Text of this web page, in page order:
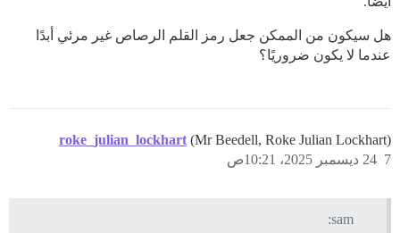
هل سيكون من الممكن جعل رمز القلم الرصاص غير مرئي أبدًا
عندما لا يكون ضروريًا؟
roke_julian_lockhart (Mr Beedell, Roke Julian Lockhart)
24 ديسمبر 2025، 10:21ص 7
sam: